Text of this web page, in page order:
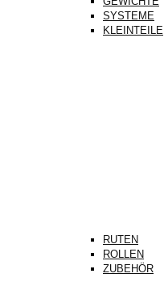
SYSTEME
KLEINTEILE
RUTEN
ROLLEN
ZUBEHÖR